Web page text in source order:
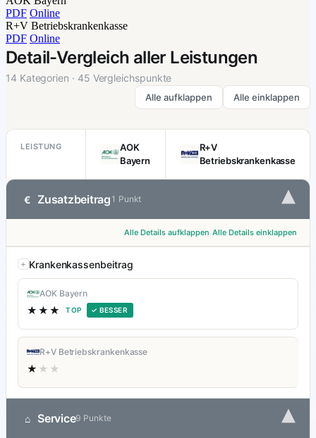
PDF Online
R+V Betriebskrankenkasse
PDF Online
Detail-Vergleich aller Leistungen
14 Kategorien · 45 Vergleichspunkte
Alle aufklappen Alle einklappen
LEISTUNG
AOK
Bayern
R+V
Betriebskrankenkasse
€ Zusatzbeitrag 1 Punkt ▾
Alle Details aufklappen Alle Details einklappen
Krankenkassenbeitrag
AOK Bayern
★★★ TOP ✓ BESSER
R+V Betriebskrankenkasse
★ ★★
⌂ Service9 Punkte ▾